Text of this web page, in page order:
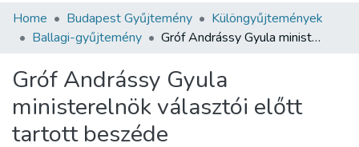
Communities & Collections
Statistics
About us
Home Budapest Gyűjtemény
Különgyűjtemények
Ballagi-gyűjtemény
Gróf Andrássy Gyula ministerelnök választói előtt tartott beszéde
Gróf Andrássy Gyula
ministerelnök választói előtt
tartott beszéde